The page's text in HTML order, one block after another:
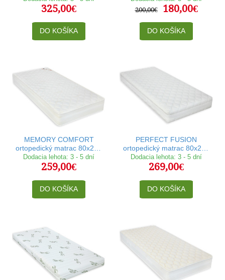
325,00€
DO KOŠÍKA
200,00€
180,00€
DO KOŠÍKA
MEMORY COMFORT
ortopedický matrac 80x200
cm
Dodacia lehota: 3 - 5 dní
259,00€
DO KOŠÍKA
PERFECT FUSION
ortopedický matrac 80x200
cm
Dodacia lehota: 3 - 5 dní
269,00€
DO KOŠÍKA